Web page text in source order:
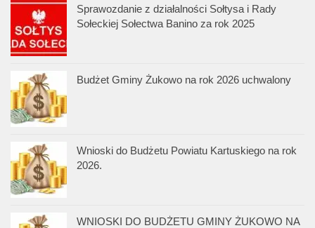
Sprawozdanie z działalności Sołtysa i Rady
Sołeckiej Sołectwa Banino za rok 2025
Budżet Gminy Żukowo na rok 2026 uchwalony
Wnioski do Budżetu Powiatu Kartuskiego na rok
2026.
WNIOSKI DO BUDŻETU GMINY ŻUKOWO NA